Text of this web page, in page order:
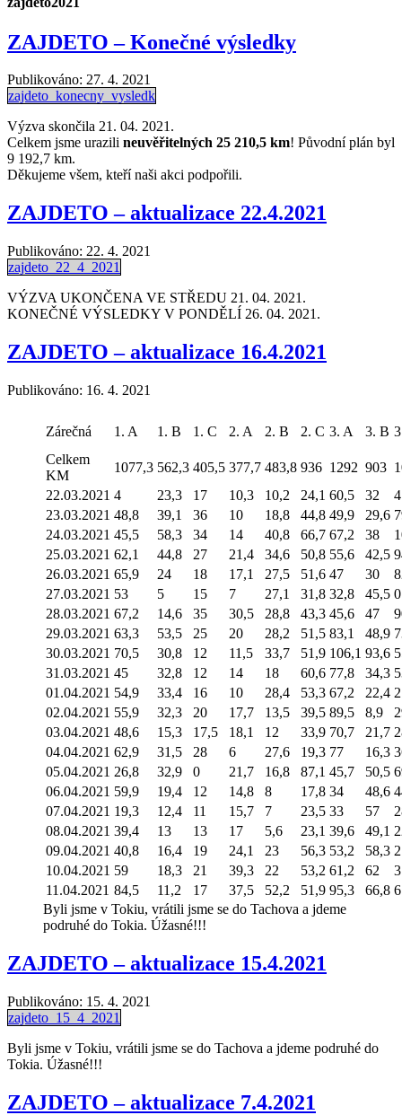
ZAJDETO – Konečné výsledky
Publikováno: 27. 4. 2021
zajdeto_konecny_vysledk
Výzva skončila 21. 04. 2021.
Celkem jsme urazili neuvěřitelných 25 210,5 km! Původní plán byl
9 192,7 km.
Děkujeme všem, kteří naši akci podpořili.
ZAJDETO – aktualizace 22.4.2021
Publikováno: 22. 4. 2021
zajdeto_22_4_2021
VÝZVA UKONČENA VE STŘEDU 21. 04. 2021.
KONEČNÉ VÝSLEDKY V PONDĚLÍ 26. 04. 2021.
ZAJDETO – aktualizace 16.4.2021
Publikováno: 16. 4. 2021
Zárečná 1. A 1. B 1. C 2. A 2. B 2. C 3. A 3. B
Celkem
KM
1077,3 562,3 405,5 377,7 483,8 936 1292 903
22.03.2021 4 23,3 17 10,3 10,2 24,1 60,5 32
23.03.2021 48,8 39,1 36 10 18,8 44,8 49,9 29,6
24.03.2021 45,5 58,3 34 14 40,8 66,7 67,2 38
25.03.2021 62,1 44,8 27 21,4 34,6 50,8 55,6 42,5
26.03.2021 65,9 24 18 17,1 27,5 51,6 47 30
27.03.2021 53 5 15 7 27,1 31,8 32,8 45,5 0
28.03.2021 67,2 14,6 35 30,5 28,8 43,3 45,6 47
29.03.2021 63,3 53,5 25 20 28,2 51,5 83,1 48,9
30.03.2021 70,5 30,8 12 11,5 33,7 51,9 106,1 93,6
31.03.2021 45 32,8 12 14 18 60,6 77,8 34,3
01.04.2021 54,9 33,4 16 10 28,4 53,3 67,2 22,4
02.04.2021 55,9 32,3 20 17,7 13,5 39,5 89,5 8,9
03.04.2021 48,6 15,3 17,5 18,1 12 33,9 70,7 21,7
04.04.2021 62,9 31,5 28 6 27,6 19,3 77 16,3
05.04.2021 26,8 32,9 0 21,7 16,8 87,1 45,7 50,5
06.04.2021 59,9 19,4 12 14,8 8 17,8 34 48,6
07.04.2021 19,3 12,4 11 15,7 7 23,5 33 57
08.04.2021 39,4 13 13 17 5,6 23,1 39,6 49,1
09.04.2021 40,8 16,4 19 24,1 23 56,3 53,2 58,3
10.04.2021 59 18,3 21 39,3 22 53,2 61,2 62
11.04.2021 84,5 11,2 17 37,5 52,2 51,9 95,3 66,8
Byli jsme v Tokiu, vrátili jsme se do Tachova a jdeme
podruhé do Tokia. Úžasné!!!
ZAJDETO – aktualizace 15.4.2021
Publikováno: 15. 4. 2021
zajdeto_15_4_2021
Byli jsme v Tokiu, vrátili jsme se do Tachova a jdeme podruhé do
Tokia. Úžasné!!!
ZAJDETO – aktualizace 7.4.2021